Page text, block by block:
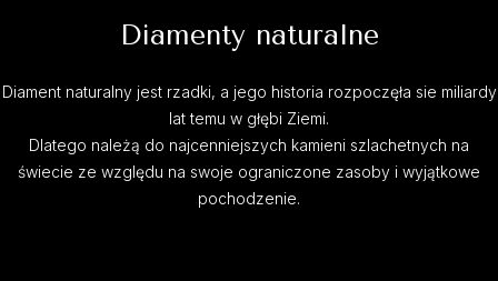
Diamenty naturalne
Diament naturalny jest rzadki, a jego historia rozpoczęła sie miliardy
lat temu w głębi Ziemi.
Dlatego należą do najcenniejszych kamieni szlachetnych na
świecie ze względu na swoje ograniczone zasoby i wyjątkowe
pochodzenie.